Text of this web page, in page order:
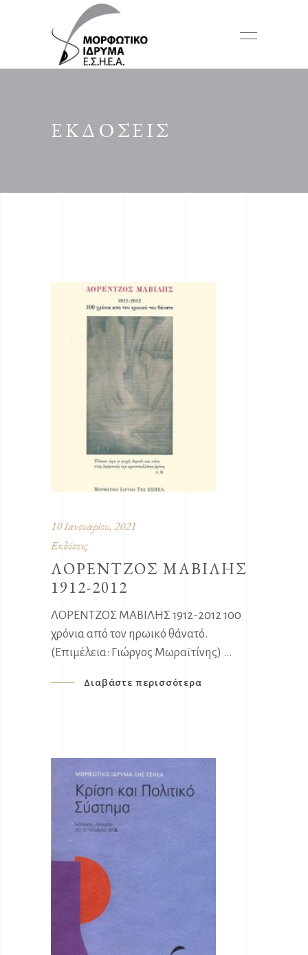
ΕΚΔΟΣΕΙΣ
10 Ιανουαρίου, 2021
Εκδόσεις
ΛΟΡΕΝΤΖΟΣ ΜΑΒΙΛΗΣ
1912-2012
ΛΟΡΕΝΤΖΟΣ ΜΑΒΙΛΗΣ 1912-2012 100
χρόνια από τον ηρωικό θάνατό.
(Επιμέλεια: Γιώργος Μωραϊτίνης)
Διαβάστε περισσότερα